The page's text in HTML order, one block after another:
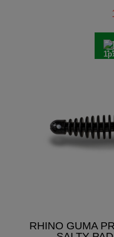
RHINO GUMA